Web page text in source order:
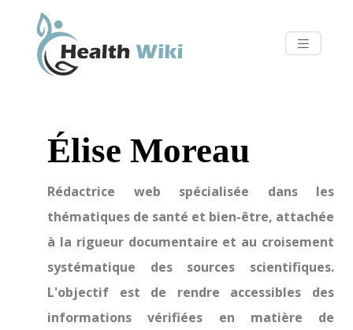
Élise Moreau
Rédactrice web spécialisée dans les
thématiques de santé et bien-être, attachée
à la rigueur documentaire et au croisement
systématique des sources scientifiques.
L'objectif est de rendre accessibles des
informations vérifiées en matière de